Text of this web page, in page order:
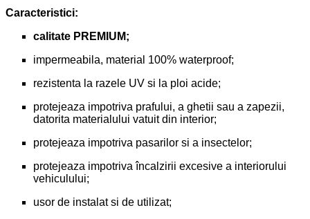
Caracteristici:
calitate PREMIUM;
impermeabila, material 100% waterproof;
rezistenta la razele UV si la ploi acide;
protejeaza impotriva prafului, a ghetii sau a zapezii,
datorita materialului vatuit din interior;
protejeaza impotriva pasarilor si a insectelor;
protejeaza impotriva încalzirii excesive a interiorului
vehiculului;
usor de instalat si de utilizat;